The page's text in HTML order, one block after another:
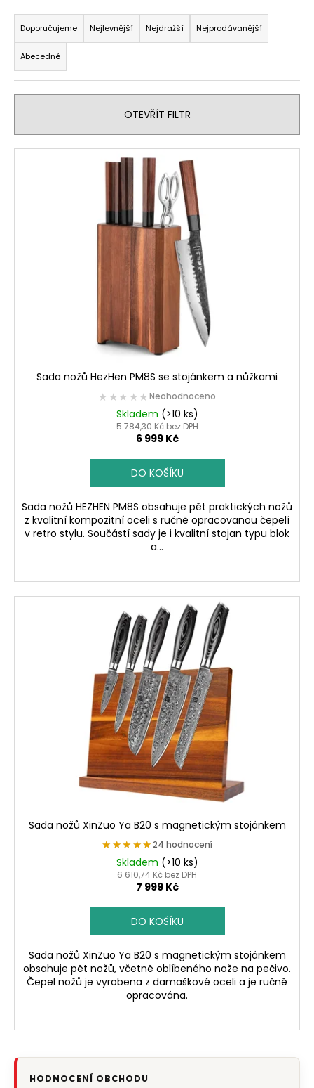
Ř
a
z
e
n
r
Doporučujeme Nejlevnější Nejdražší Nejprodávanější
Abecedně
OTEVŘÍT FILTR
V
Sada nožů HezHen PM8S se stojánkem a nůžkami
★★★★★
★★★★★Neohodnoceno
Skladem (>10 ks)
5 784,30 Kč bez DPH
6 999 Kč
DO KOŠÍKU
Sada nožů HEZHEN PM8S obsahuje pět praktických nožů
z kvalitní kompozitní oceli s ručně opracovanou čepelí
v retro stylu. Součástí sady je i kvalitní stojan typu blok
a...
Sada nožů XinZuo Ya B20 s magnetickým stojánkem
★★★★★
★★★★★24 hodnocení
Skladem (>10 ks)
6 610,74 Kč bez DPH
7 999 Kč
DO KOŠÍKU
Sada nožů XinZuo Ya B20 s magnetickým stojánkem
obsahuje pět nožů, včetně oblíbeného nože na pečivo.
Čepel nožů je vyrobena z damaškové oceli a je ručně
opracována.
HODNOCENÍ OBCHODU
D
o
p
o
u
č